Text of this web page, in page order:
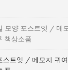
모양 포스트잇 / 메
책상소품
스트잇 / 메모지 귀